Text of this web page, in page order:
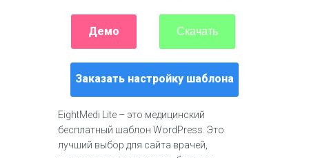
Демо Скачать
Заказать настройку шаблона
EightMedi Lite – это медицинский
бесплатный шаблон WordPress. Это
лучший выбор для сайта врачей,